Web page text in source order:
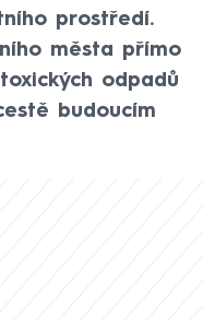
prostředí.
města přímo
odpadů
budoucím